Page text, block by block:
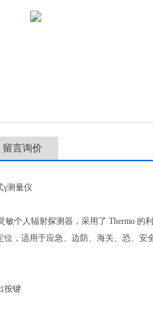
留言询价
γ测量仪
敏个人辐射探测器，采用了 Thermo
位，适用于应急、边防、海关、恐、
按键